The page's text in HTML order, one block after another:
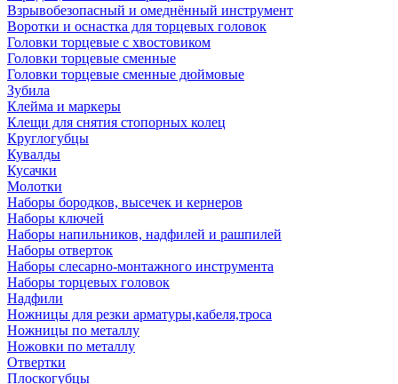
Взрывобезопасный и омеднённый инструмент
Воротки и оснаcтка для торцевых головок
Головки торцевые с хвостовиком
Головки торцевые сменные
Головки торцевые сменные дюймовые
Зубила
Клейма и маркеры
Клещи для снятия стопорных колец
Круглогубцы
Кувалды
Кусачки
Молотки
Наборы бородков, высечек и кернеров
Наборы ключей
Наборы напильников, надфилей и рашпилей
Наборы отверток
Наборы слесарно-монтажного инструмента
Наборы торцевых головок
Надфили
Ножницы для резки арматуры,кабеля,троса
Ножницы по металлу
Ножовки по металлу
Отвертки
Плоскогубцы